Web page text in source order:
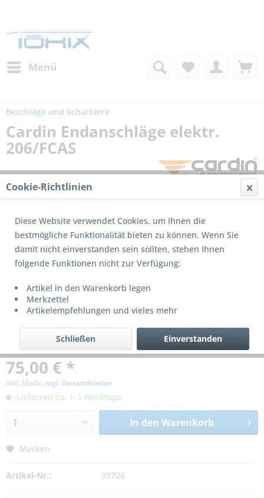
Menü
Beschläge und Scharniere
Cardin Endanschläge elektr.
206/FCAS
75,00 € *
inkl. MwSt. zzgl. Versandkosten
Lieferzeit ca. 1-3 Werktage
In den Warenkorb
Merken
Artikel-Nr.: 39706
Cookie-Richtlinien
Diese Website verwendet Cookies, um Ihnen die
bestmögliche Funktionalität bieten zu können. Wenn Sie
damit nicht einverstanden sein sollten, stehen Ihnen
folgende Funktionen nicht zur Verfügung:
Artikel in den Warenkorb legen
Merkzettel
Artikelempfehlungen und vieles mehr
Einverstanden
Schließen